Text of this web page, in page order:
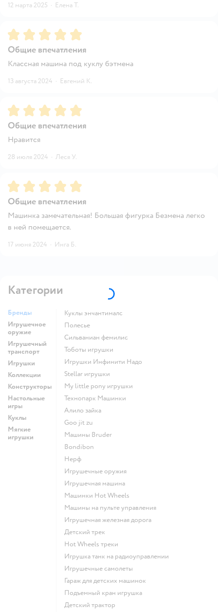
12 марта 2025 · Елена Т.
Рейтинг:5
Общие впечатления
Классная машина под куклу бэтмена
13 августа 2024 · Евгений К.
Рейтинг:5
Общие впечатления
Нравится
28 июля 2024 · Леся У.
Рейтинг:5
Общие впечатления
Машинка замечательная! Большая фигурка Безмена легко
в ней помещается.
17 июня 2024 · Инга Б.
Категории
Бренды
Игрушечное
оружие
Игрушечный
транспорт
Игрушки
Коллекции
Конструкторы
Настольные
игры
Куклы
Мягкие
игрушки
Куклы энчантималс
Полесье
Сильваниан фемилис
Тоботы игрушки
Игрушки Инфинити Надо
Stellar игрушки
my little pony игрушки
Технопарк Машинки
Алило зайка
Goo jit zu
Машины Bruder
Bondibon
Нерф
Игрушечные оружия
Игрушечная машина
Машинки Hot Wheels
Машины на пульте управления
Игрушечная железная дорога
Детский трек
Hot Wheels треки
Игрушка танк на радиоуправлении
Игрушечные самолеты
Гараж для детских машинок
Подъемный кран игрушка
Детский трактор